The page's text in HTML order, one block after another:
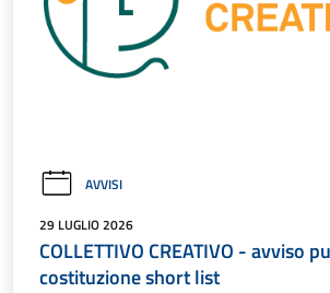
AVVISI
29 LUGLIO 2026
COLLETTIVO CREATIVO - avviso
costituzione short list